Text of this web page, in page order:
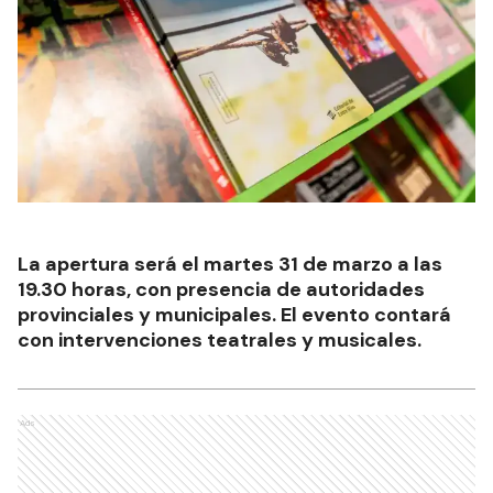
La apertura será el martes 31 de marzo a las
19.30 horas, con presencia de autoridades
provinciales y municipales. El evento contará
con intervenciones teatrales y musicales.
Ads